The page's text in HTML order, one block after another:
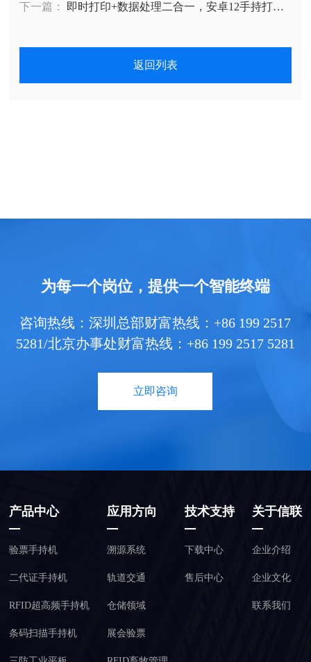
下一篇： 即时打印+数据处理二合一，安卓12手持打印
返回列表
为每一个岗位，提供一个智能终端
咨询热线：深圳总部财富热线：+86 199 2517
5281/北京办事处财富热线：+86 199 2517 5281
立即咨询
产品中心
验票手持机
二代证手持机
RFID超高频手持机
条码扫描手持机
应用方向
溯源系统
轨道交通
仓储领域
展会验票
技术支持
下载中心
售后中心
关于信联
企业介绍
企业文化
联系我们